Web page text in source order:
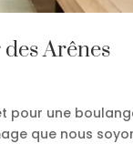
Arênes
pour une
que nous